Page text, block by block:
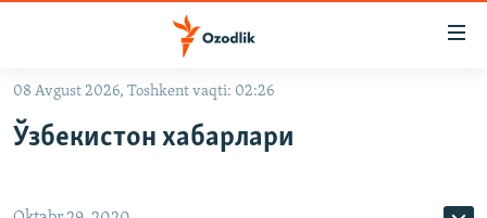
Асосий
Қидиришга
OZODLIK SURISHTIRUVLARI
08 Avgust 2026, Toshkent vaqti: 02:26
Ўзбекистон хабарлари